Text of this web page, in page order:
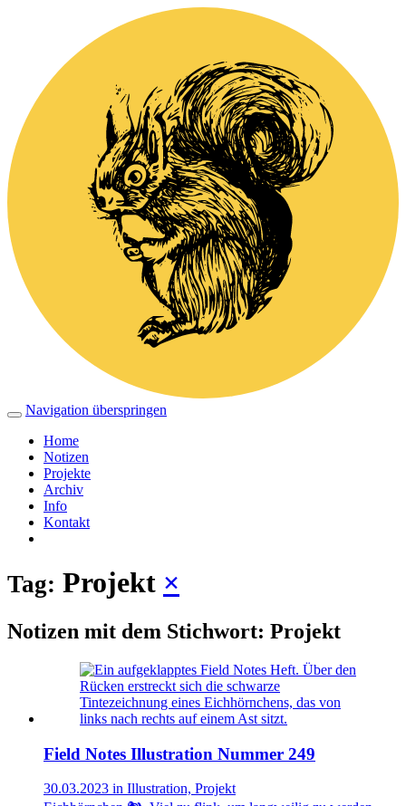
Navigation überspringen
Home
Notizen
Projekte
Archiv
Info
Kontakt
Tag: Projekt ×
Notizen mit dem Stichwort: Projekt
Field Notes Illustration Nummer 249
30.03.2023 in Illustration, Projekt